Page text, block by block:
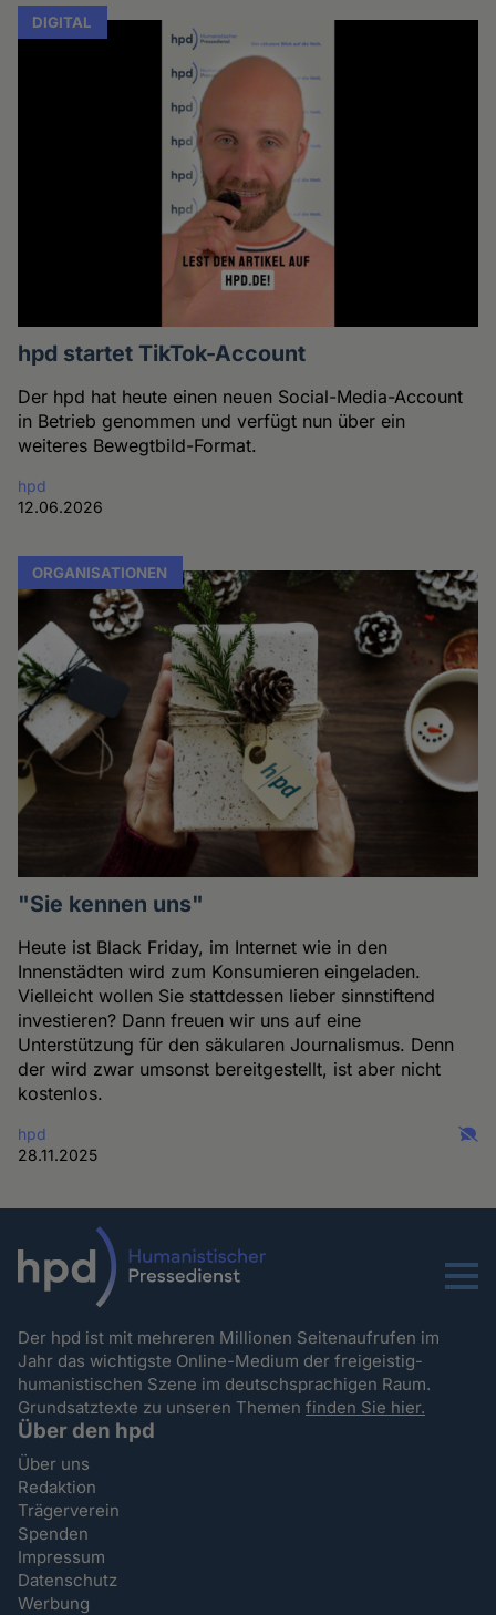
DIGITAL
hpd startet TikTok-Account
Der hpd hat heute einen neuen Social-Media-Account
in Betrieb genommen und verfügt nun über ein
weiteres Bewegtbild-Format.
hpd
12.06.2026
ORGANISATIONEN
"Sie kennen uns"
Heute ist Black Friday, im Internet wie in den
Innenstädten wird zum Konsumieren eingeladen.
Vielleicht wollen Sie stattdessen lieber sinnstiftend
investieren? Dann freuen wir uns auf eine
Unterstützung für den säkularen Journalismus. Denn
der wird zwar umsonst bereitgestellt, ist aber nicht
kostenlos.
hpd
28.11.2025
Menu
Der hpd ist mit mehreren Millionen Seitenaufrufen im
Jahr das wichtigste Online-Medium der freigeistig-
humanistischen Szene im deutschsprachigen Raum.
Grundsatztexte zu unseren Themenfinden Sie hier.
Über den hpd
Über uns
Redaktion
Trägerverein
Spenden
Impressum
Datenschutz
Werbung